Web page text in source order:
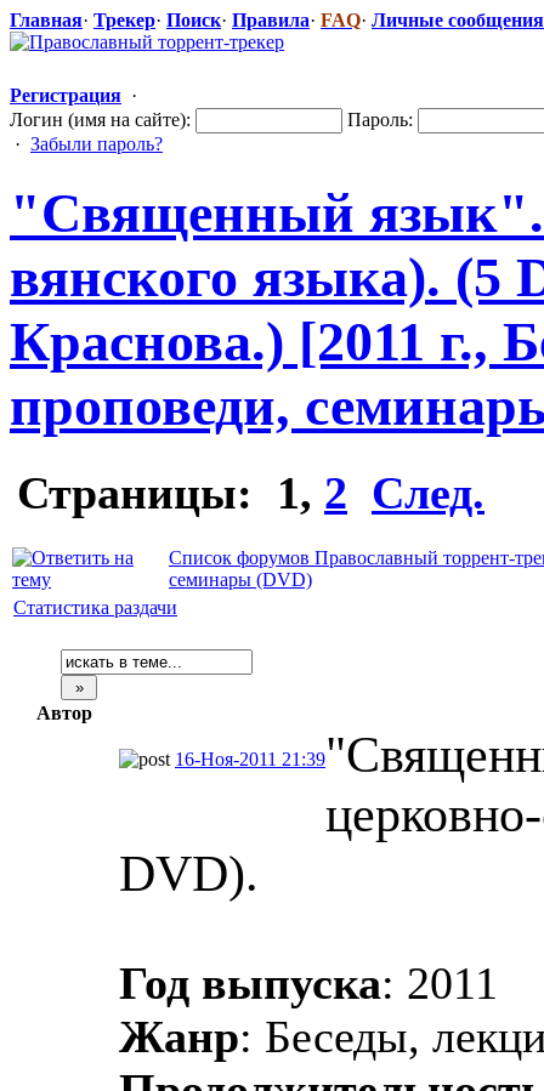
Главная· Трекер· Поиск· Правила· FAQ· Личные сообщения
Регистрация ·
Логин (имя на сайте):
Пароль:
· Забыли пароль?
"Священн​ый язык".
вянского языка). (5
Краснова.) [2011 г.,
проповеди,
Страницы: 1, 2 След.
Список форумов Православный торрент-
семинары (DVD)
Статистика раздачи
Автор
16-Ноя-2011 21:39
DVD).
Год выпуска: 2011
Жанр: Беседы,